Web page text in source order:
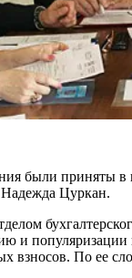
были приняты
Цуркан.
и популяризации
По ее